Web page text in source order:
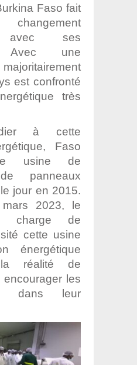
Faso fait
avec ses
Avec une
est confronté
très
à cette
Faso
usine de
panneaux
jour en 2015.
2023, le
charge de
cette usine
énergétique
réalité de
encourager les
dans leur